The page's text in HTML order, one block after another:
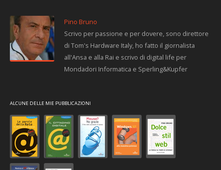
Pino Bruno
Scrivo per passione e per dovere, sono direttore
di Tom's Hardware Italy, ho fatto il giornalista
all'Ansa e alla Rai e scrivo di digital life per
Mondadori Informatica e Sperling&Kupfer
ALCUNE DELLE MIE PUBBLICAZIONI